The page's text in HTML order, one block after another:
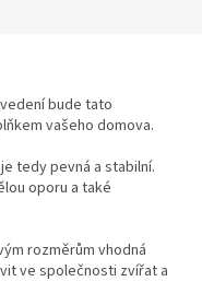
bude tato
vašeho domova.
tedy pevná a stabilní.
oporu a také
rozměrům vhodná
ve společnosti zvířat a